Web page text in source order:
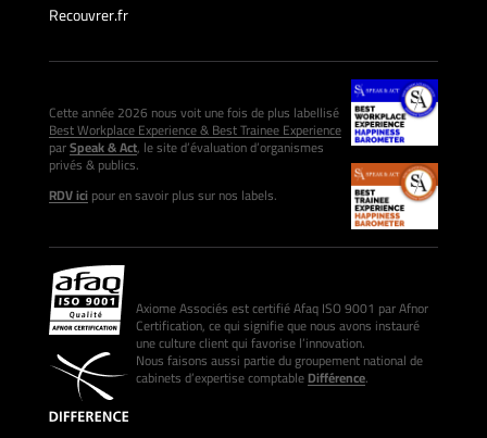
Recouvrer.fr
Cette année 2026 nous voit une fois de plus labellisé
Best Workplace Experience & Best Trainee Experience
parSpeak & Act, le site d’évaluation d’organismes
privés & publics.
RDV icipour en savoir plus sur nos labels.
Axiome Associés est certifié Afaq ISO 9001 par Afnor
Certification, ce qui signifie que nous avons instauré
une culture client qui favorise l’innovation.
Nous faisons aussi partie du groupement national de
cabinets d’expertise comptableDifférence.